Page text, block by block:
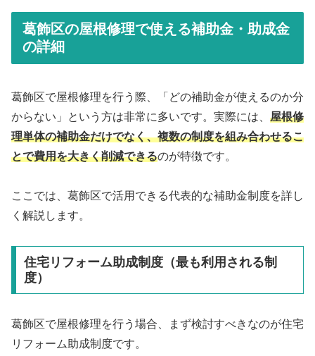
葛飾区の屋根修理で使える補助金・助成金
の詳細
葛飾区で屋根修理を行う際、「どの補助金が使えるのか分
からない」という方は非常に多いです。実際には、 屋根修
理単体の補助金だけでなく、複数の制度を組み合わせるこ
とで費用を大きく削減できるのが特徴です。
ここでは、葛飾区で活用できる代表的な補助金制度を詳し
く解説します。
住宅リフォーム助成制度（最も利用される制
度）
葛飾区で屋根修理を行う場合、まず検討すべきなのが住宅
リフォーム助成制度です。